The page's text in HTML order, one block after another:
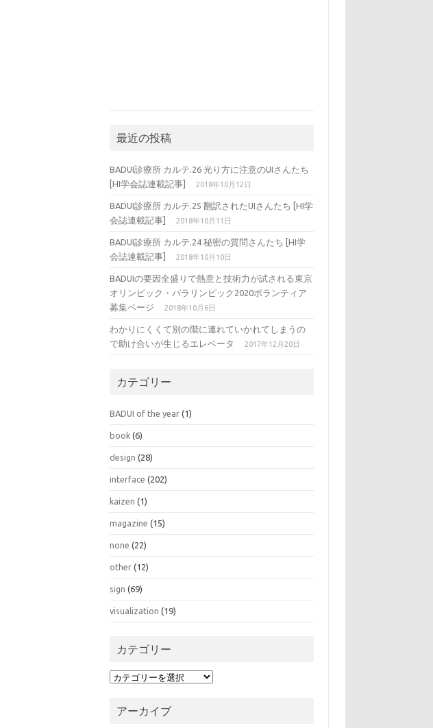
最近の投稿
BADUI診療所 カルテ.26 光り方に注意のUIさんたち
[HI学会誌連載記事]
2018年10月12日
BADUI診療所 カルテ.25 翻訳されたUIさんたち [HI学
会誌連載記事]
2018年10月11日
BADUI診療所 カルテ.24 秘密の質問さんたち [HI学
会誌連載記事]
2018年10月10日
BADUIの要因全盛りで熱意と技術力が試される東京
オリンピック・パラリンピック2020ボランティア
募集ページ
2018年10月6日
わかりにくくて別の階に連れていかれてしまうの
で助け合いが生じるエレベータ
2017年12月20日
カテゴリー
BADUI of the year (1)
book (6)
design (28)
interface (202)
kaizen (1)
magazine (15)
none (22)
other (12)
sign (69)
visualization (19)
カテゴリー
カ
リアーカイブ